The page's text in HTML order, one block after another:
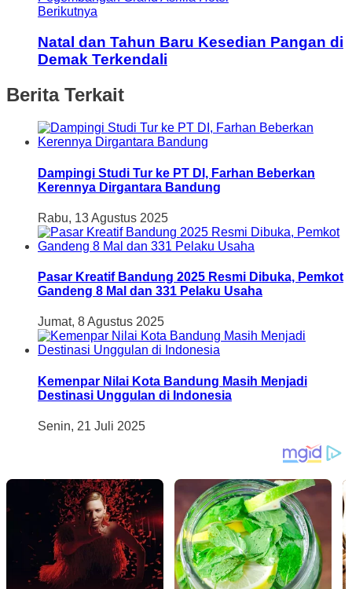
Berikutnya
Natal dan Tahun Baru Kesedian Pangan di
Demak Terkendali
Berita Terkait
Dampingi Studi Tur ke PT DI, Farhan Beberkan
Kerennya Dirgantara Bandung
Rabu, 13 Agustus 2025
Pasar Kreatif Bandung 2025 Resmi Dibuka, Pemkot
Gandeng 8 Mal dan 331 Pelaku Usaha
Jumat, 8 Agustus 2025
Kemenpar Nilai Kota Bandung Masih Menjadi
Destinasi Unggulan di Indonesia
Senin, 21 Juli 2025